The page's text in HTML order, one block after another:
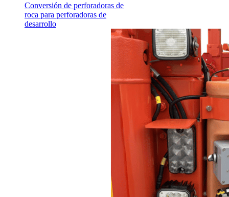
Conversión de perforadoras de
roca para perforadoras de
desarrollo